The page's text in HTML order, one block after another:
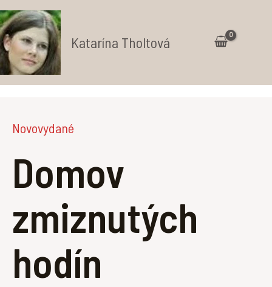
Preskočiť
na
obsah
Katarína Tholtová
Novovydané
Domov
zmiznutých
hodín